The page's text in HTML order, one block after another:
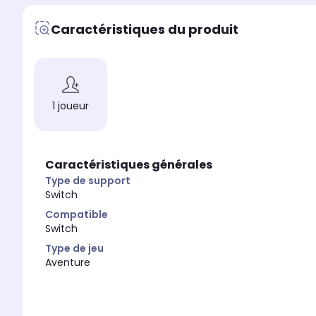
Caractéristiques du produit
1 joueur
Caractéristiques générales
Type de support
Switch
Compatible
Switch
Type de jeu
Aventure